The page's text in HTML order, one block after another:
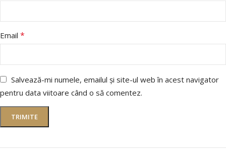
Email *
Salvează-mi numele, emailul și site-ul web în acest navigator
pentru data viitoare când o să comentez.